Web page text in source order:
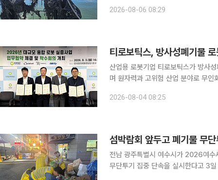
위해 마련됐다. 양식어장은
2026-08-06 08:29
티로보틱스, 방사성폐기물
산업용 로봇기업 티로보틱스가 방사
며 원자력과 고위험 산업 분야로 무인화 솔루션 적용을
2026-08-04 08:25
섬박람회 앞두고 폐기물 무
전남 광주특별시 여수시가 2026여수
무단투기 집중 단속을 실시한다고 3일 밝혔다. 8월 3일부터 11월 4일까지 94